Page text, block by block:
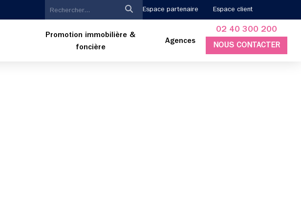
Espace partenaire Espace client
Promotion immobilière &
foncière
Agences
02 40 300 200
NOUS CONTACTER